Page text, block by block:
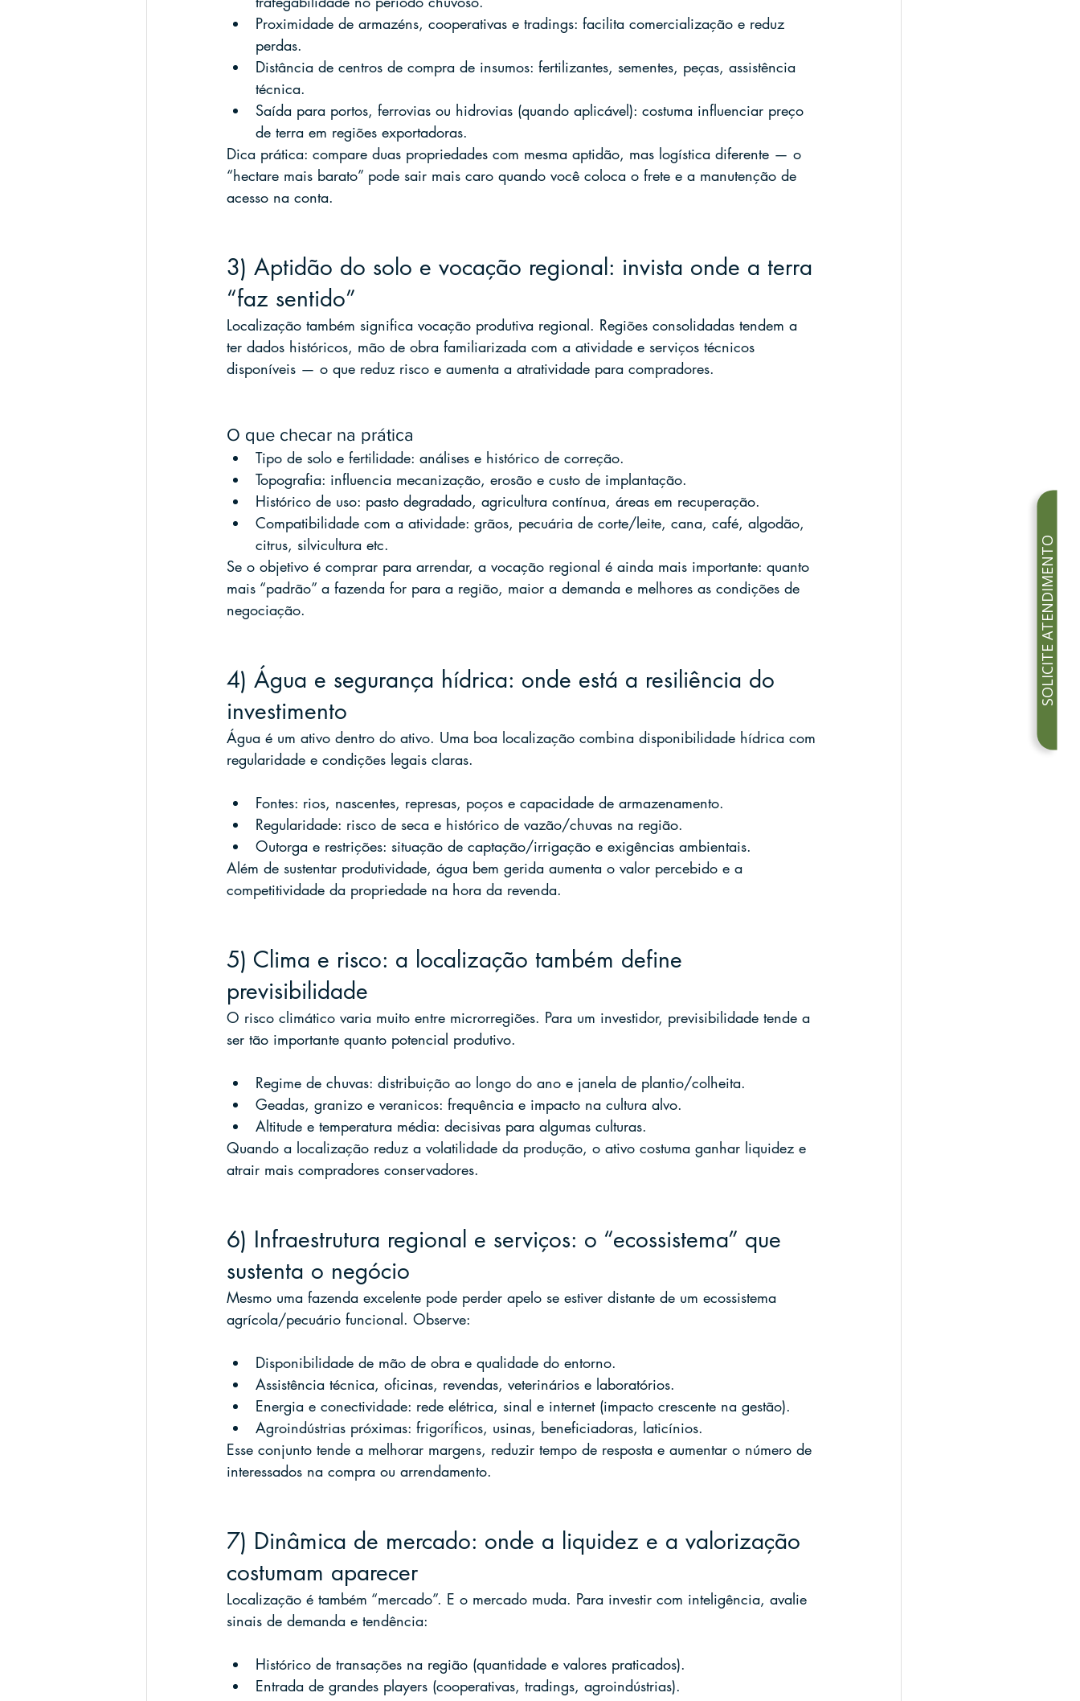
SOLICITE ATENDIMENTO
Proximidade de armazéns, cooperativas e tradings: facilita comercialização e reduz
perdas.
Distância de centros de compra de insumos: fertilizantes, sementes, peças, assistência
técnica.
Saída para portos, ferrovias ou hidrovias (quando aplicável): costuma influenciar preço
de terra em regiões exportadoras.
Dica prática: compare duas propriedades com mesma aptidão, mas logística diferente — o
“hectare mais barato” pode sair mais caro quando você coloca o frete e a manutenção de
acesso na conta.
3) Aptidão do solo e vocação regional: invista onde a terra
“faz sentido”
Localização também significa vocação produtiva regional. Regiões consolidadas tendem a
ter dados históricos, mão de obra familiarizada com a atividade e serviços técnicos
disponíveis — o que reduz risco e aumenta a atratividade para compradores.
O que checar na prática
Tipo de solo e fertilidade: análises e histórico de correção.
Topografia: influencia mecanização, erosão e custo de implantação.
Histórico de uso: pasto degradado, agricultura contínua, áreas em recuperação.
Compatibilidade com a atividade: grãos, pecuária de corte/leite, cana, café, algodão,
citrus, silvicultura etc.
Se o objetivo é comprar para arrendar, a vocação regional é ainda mais importante: quanto
mais “padrão” a fazenda for para a região, maior a demanda e melhores as condições de
negociação.
4) Água e segurança hídrica: onde está a resiliência do
investimento
Água é um ativo dentro do ativo. Uma boa localização combina disponibilidade hídrica com
regularidade e condições legais claras.
Fontes: rios, nascentes, represas, poços e capacidade de armazenamento.
Regularidade: risco de seca e histórico de vazão/chuvas na região.
Outorga e restrições: situação de captação/irrigação e exigências ambientais.
Além de sustentar produtividade, água bem gerida aumenta o valor percebido e a
competitividade da propriedade na hora da revenda.
5) Clima e risco: a localização também define
previsibilidade
O risco climático varia muito entre microrregiões. Para um investidor, previsibilidade tende a
ser tão importante quanto potencial produtivo.
Regime de chuvas: distribuição ao longo do ano e janela de plantio/colheita.
Geadas, granizo e veranicos: frequência e impacto na cultura alvo.
Altitude e temperatura média: decisivas para algumas culturas.
Quando a localização reduz a volatilidade da produção, o ativo costuma ganhar liquidez e
atrair mais compradores conservadores.
6) Infraestrutura regional e serviços: o “ecossistema” que
sustenta o negócio
Mesmo uma fazenda excelente pode perder apelo se estiver distante de um ecossistema
agrícola/pecuário funcional. Observe:
Disponibilidade de mão de obra e qualidade do entorno.
Assistência técnica, oficinas, revendas, veterinários e laboratórios.
Energia e conectividade: rede elétrica, sinal e internet (impacto crescente na gestão).
Agroindústrias próximas: frigoríficos, usinas, beneficiadoras, laticínios.
Esse conjunto tende a melhorar margens, reduzir tempo de resposta e aumentar o número de
interessados na compra ou arrendamento.
7) Dinâmica de mercado: onde a liquidez e a valorização
costumam aparecer
Localização é também “mercado”. E o mercado muda. Para investir com inteligência, avalie
sinais de demanda e tendência:
Histórico de transações na região (quantidade e valores praticados).
Entrada de grandes players (cooperativas, tradings, agroindústrias).